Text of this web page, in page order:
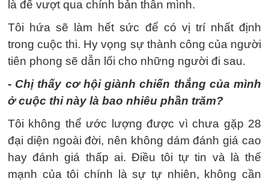
là để vượt qua chính bản thân mình.
Tôi hứa sẽ làm hết sức để có vị trí nhất định
trong cuộc thi. Hy vọng sự thành công của người
tiên phong sẽ dẫn lối cho những người đi sau.
- Chị thấy cơ hội giành chiến thắng của mình
ở cuộc thi này là bao nhiêu phần trăm?
Tôi không thể ước lượng được vì chưa gặp 28
đại diện ngoài đời, nên không dám đánh giá cao
hay đánh giá thấp ai. Điều tôi tự tin và là thế
mạnh của tôi chính là sự tự nhiên, không cần